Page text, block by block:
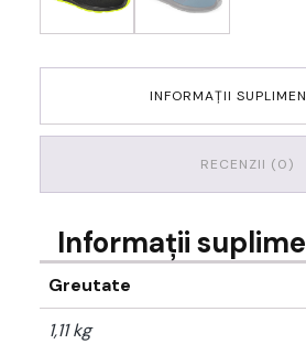
INFORMAȚII
RECENZII (0)
Informații
Greutate
1,11 kg